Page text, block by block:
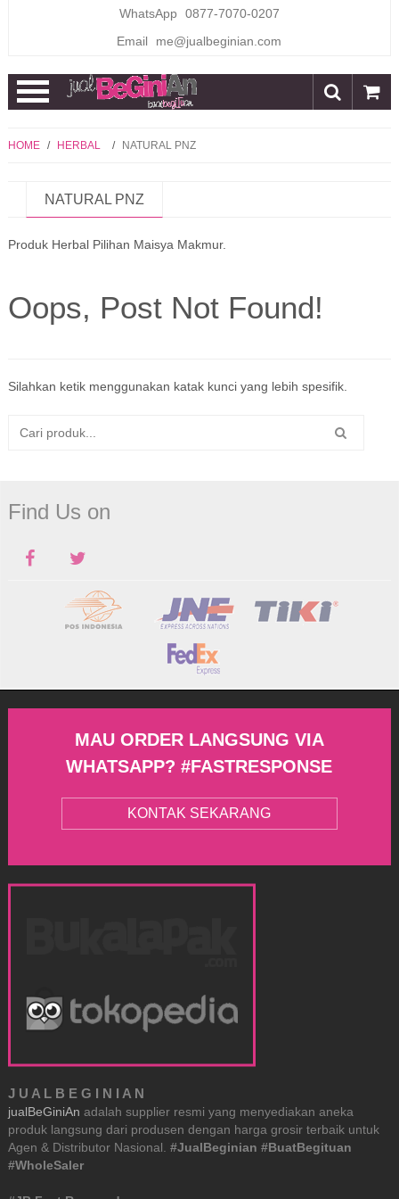
WhatsApp 0877-7070-0207
Email
me@jualbeginian.com
Open
Menu
HOME / HERBAL / NATURAL PNZ
NATURAL PNZ
Produk Herbal Pilihan Maisya Makmur.
Oops, Post Not Found!
Silahkan ketik menggunakan katak kunci yang lebih spesifik.
Find Us on
MAU ORDER LANGSUNG VIA
WHATSAPP? #FASTRESPONSE
KONTAK SEKARANG
J U A L B E G I N I A N
jualBeGiniAn adalah supplier resmi yang menyediakan aneka
produk langsung dari produsen dengan harga grosir terbaik untuk
Agen & Distributor Nasional. #JualBeginian #BuatBegituan
#WholeSaler